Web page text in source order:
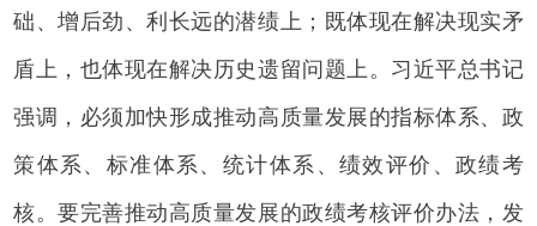
础、增后劲、利长远的潜绩上；既体现在解决现实矛
盾上，也体现在解决历史遗留问题上。习近平总书记
强调，必须加快形成推动高质量发展的指标体系、政
策体系、标准体系、统计体系、绩效评价、政绩考
核。要完善推动高质量发展的政绩考核评价办法，发